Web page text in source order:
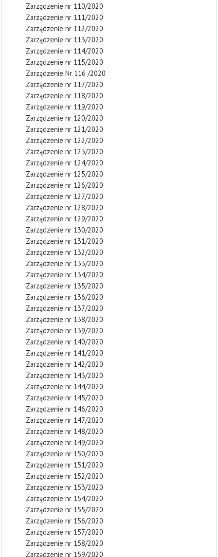
Zarządzenie nr 110/2020
Zarządzenie nr 111/2020
Zarządzenie nr 112/2020
Zarządzenie nr 113/2020
Zarządzenie nr 114/2020
Zarządzenie nr 115/2020
Zarządzenie Nr 116 /2020
Zarządzenie nr 117/2020
Zarządzenie nr 118/2020
Zarządzenie nr 119/2020
Zarządzenie nr 120/2020
Zarządzenie nr 121/2020
Zarządzenie nr 122/2020
Zarządzenie nr 123/2020
Zarządzenie nr 124/2020
Zarządzenie nr 125/2020
Zarządzenie nr 126/2020
Zarządzenie nr 127/2020
Zarządzenie nr 128/2020
Zarządzenie nr 129/2020
Zarządzenie nr 130/2020
Zarządzenie nr 131/2020
Zarządzenie nr 132/2020
Zarządzenie nr 133/2020
Zarządzenie nr 134/2020
Zarządzenie nr 135/2020
Zarządzenie nr 136/2020
Zarządzenie nr 137/2020
Zarządzenie nr 138/2020
Zarządzenie nr 139/2020
Zarządzenie nr 140/2020
Zarządzenie nr 141/2020
Zarządzenie nr 142/2020
Zarządzenie nr 143/2020
Zarządzenie nr 144/2020
Zarządzenie nr 145/2020
Zarządzenie nr 146/2020
Zarządzenie nr 147/2020
Zarządzenie nr 148/2020
Zarządzenie nr 149/2020
Zarządzenie nr 150/2020
Zarządzenie nr 151/2020
Zarządzenie nr 152/2020
Zarządzenie nr 153/2020
Zarządzenie nr 154/2020
Zarządzenie nr 155/2020
Zarządzenie nr 156/2020
Zarządzenie nr 157/2020
Zarządzenie nr 158/2020
Zarządzenie nr 159/2020